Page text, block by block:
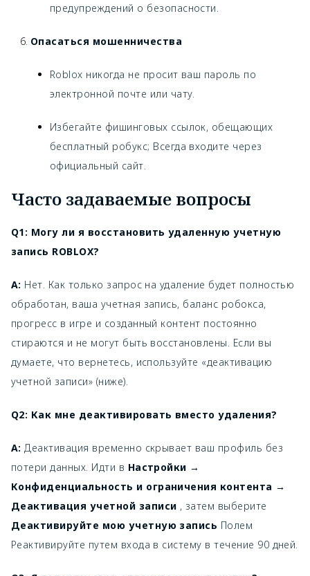
предупреждений о безопасности.
Опасаться мошенничества
Roblox никогда не просит ваш пароль по
электронной почте или чату.
Избегайте фишинговых ссылок, обещающих
бесплатный робукс; Всегда входите через
официальный сайт.
Часто задаваемые вопросы
Q1: Могу ли я восстановить удаленную учетную
запись ROBLOX?
A: Нет. Как только запрос на удаление будет полностью
обработан, ваша учетная запись, баланс робокса,
прогресс в игре и созданный контент постоянно
стираются и не могут быть восстановлены. Если вы
думаете, что вернетесь, используйте «деактивацию
учетной записи» (ниже).
Q2: Как мне деактивировать вместо удаления?
A:Деактивация временно скрывает ваш профиль без
потери данных. Идти в Настройки →
Конфиденциальность и ограничения контента →
Деактивация учетной записи , затем выберите
Деактивируйте мою учетную запись Полем
Реактивируйте путем входа в систему в течение 90 дней.